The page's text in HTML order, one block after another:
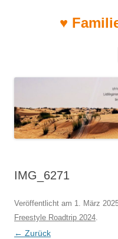
♥
IMG_6271
Veröffentlicht am 1. März
Freestyle Roadtrip 2024.
← Zurück